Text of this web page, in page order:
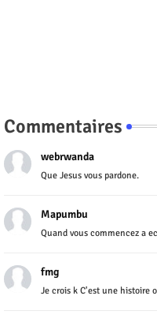
Commentaires
webrwanda
Que Jesus vous pardone.
Mapumbu
Quand vous commencez a
fmg
Je crois k C'est une histoire